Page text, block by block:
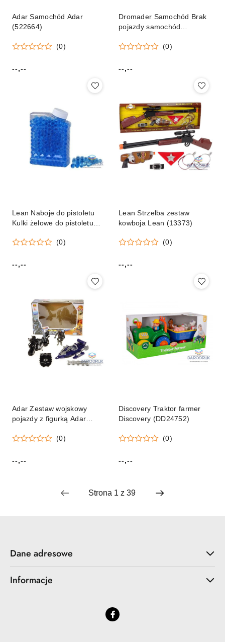
Adar Samochód Adar
(522664)
(0)
Cena:
--,--
Dromader Samochód Brak
pojazdy samochód
(0)
Cena:
--,--
Lean Naboje do pistoletu
Kulki żelowe do pistoletu
(17639)
(0)
Cena:
--,--
Lean Strzelba zestaw
kowboja Lean (13373)
(0)
Cena:
--,--
Adar Zestaw wojskowy
pojazdy z figurką Adar
(0)
Cena:
--,--
Discovery Traktor farmer
Discovery (DD24752)
(0)
Cena:
--,--
Dane adresowe
Informacje